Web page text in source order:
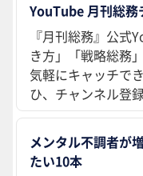
YouTube 月刊総務
『月刊総務』公
き方」「戦略総務
気軽にキャッチで
ひ、チャンネル登
メンタル不調者が
たい10本